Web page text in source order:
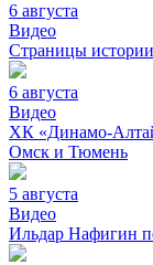
6 августа
Видео
Страницы истории
6 августа
Видео
ХК «Динамо-
Омск и Тюмень
5 августа
Видео
Ильдар Нафигин